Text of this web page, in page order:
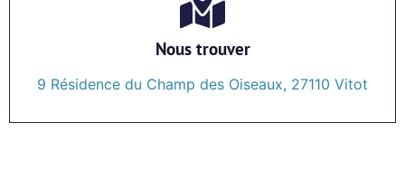
Nous trouver
9 Résidence du Champ des Oiseaux, 27110 Vitot